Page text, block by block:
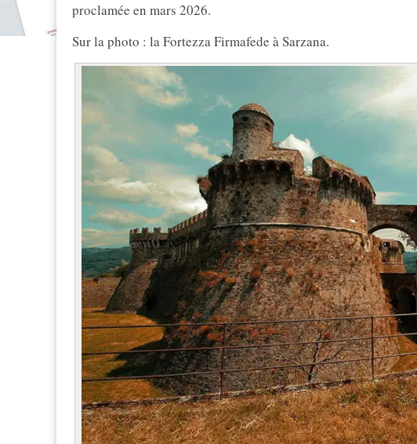
proclamée en mars 2026.
Sur la photo : la Fortezza Firmafede à Sarzana.